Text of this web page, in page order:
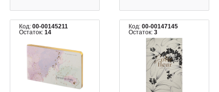
Код: 00-00145211
Остаток: 14
Код:00-00147145
Остаток:3